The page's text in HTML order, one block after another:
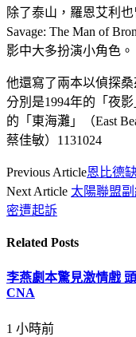
除了泰山，羅恩艾利
Savage: The Man of
影中大多扮演小角色。
他還寫了兩本以偵探桑
分別是1994年的「夜
的「東海灘」（East
蔡佳敏）1131024
Previous Article恩比德
Next Article 太陽聯盟
密遭起訴
Related Posts
李燕劇本驚見激情戲
CNA
1 小時前